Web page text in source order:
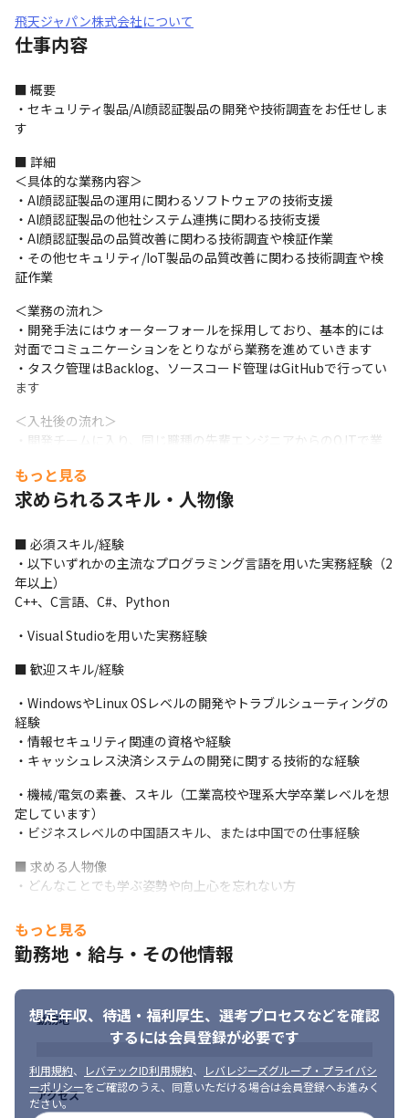
飛天ジャパン株式会社について
仕事内容
■ 概要
・セキュリティ製品/AI顔認証製品の開発や技術調査をお任せしま
す
■ 詳細
＜具体的な業務内容＞
・AI顔認証製品の運用に関わるソフトウェアの技術支援
・AI顔認証製品の他社システム連携に関わる技術支援
・AI顔認証製品の品質改善に関わる技術調査や検証作業
・その他セキュリティ/IoT製品の品質改善に関わる技術調査や検
証作業
＜業務の流れ＞
・開発手法にはウォーターフォールを採用しており、基本的には
対面でコミュニケーションをとりながら業務を進めていきます
・タスク管理はBacklog、ソースコード管理はGitHubで行ってい
ます
＜入社後の流れ＞
・開発チームに入り、同じ職種の先輩エンジニアからのOJTで業
■ この仕事の面白み、魅力
・国内大手500社以上の導入実績があり、技術開発力や機能/性能
（2023年4月現在）
・日本や中国をはじめ世界各国で200以上の金融機関に導入し、累
計約1億本以上の出荷実績があるため、グローバルな案件に携われ
ます（2023年4月現在）
・セキュリティやフィンテック、AIという成長分野で、最先端の技
術に触れながら仕事ができます
もっと見る
求められるスキル・人物像
■ 必須スキル/経験
・以下いずれかの主流なプログラミング言語を用いた実務経験（2
年以上）
C++、C言語、C#、Python
・Visual Studioを用いた実務経験
■ 歓迎スキル/経験
・WindowsやLinux OSレベルの開発やトラブルシューティングの
経験
・情報セキュリティ関連の資格や経験
・キャッシュレス決済システムの開発に関する技術的な経験
・機械/電気の素養、スキル（工業高校や理系大学卒業レベルを想
定しています）
・ビジネスレベルの中国語スキル、または中国での仕事経験
■ 求める人物像
・どんなことでも学ぶ姿勢や向上心を忘れない方
・最先端の技術に携わりたいと考えている方
もっと見る
勤務地・給与・その他情報
想定年収、待遇・福利厚生、 選考プロセスなどを確認
するには会員登録が必要です
利用規約、 レバテックID利用規約、
レバレジーズグループ・プライバシ
ーポリシーをご確認のうえ、同意いただける場合は会員登録へお進みく
ださい。
勤務地
アクセス